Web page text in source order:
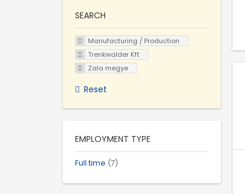
SEARCH
Manufacturing / Production
Trenkwalder Kft
Zala megye
Reset
EMPLOYMENT TYPE
Full time (7)